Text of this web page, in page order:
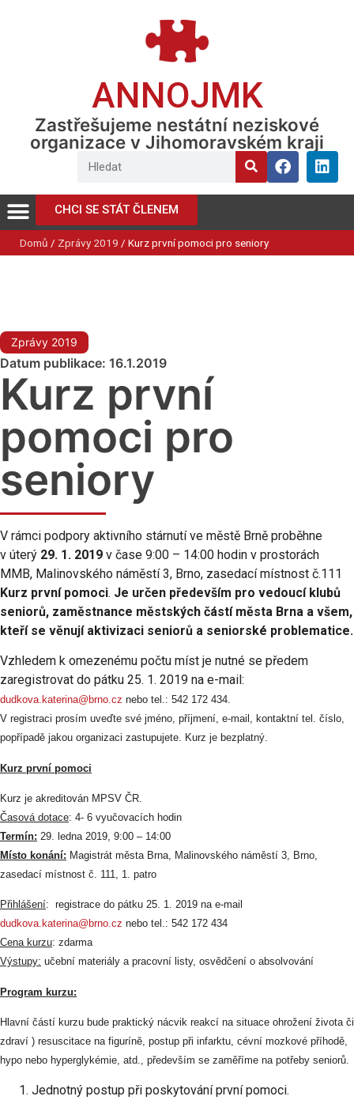
ANNOJMK
Zastřešujeme nestátní neziskové
organizace v Jihomoravském kraji
CHCI SE STÁT ČLENEM
Domů / Zprávy 2019 / Kurz první pomoci pro seniory
Zprávy 2019
Datum publikace: 16.1.2019
Kurz první
pomoci pro
seniory
V rámci podpory aktivního stárnutí ve městě Brně proběhne
v úterý 29. 1. 2019 v čase 9:00 – 14:00 hodin v prostorách
MMB, Malinovského náměstí 3, Brno, zasedací místnost č.111
Kurz první pomoci. Je určen především pro vedoucí klubů
seniorů, zaměstnance městských částí města Brna a všem,
kteří se věnují aktivizaci seniorů a seniorské problematice.
Vzhledem k omezenému počtu míst je nutné se předem
zaregistrovat do pátku 25. 1. 2019 na e-mail:
dudkova.katerina@brno.cz nebo tel.: 542 172 434.
V registraci prosím uveďte své jméno, příjmení, e-mail, kontaktní tel. číslo,
popřípadě jakou organizaci zastupujete. Kurz je bezplatný.
Kurz první pomoci
Kurz je akreditován MPSV ČR.
Časová dotace: 4- 6 vyučovacích hodin
Termín: 29. ledna 2019, 9:00 – 14:00
Místo konání: Magistrát města Brna, Malinovského náměstí 3, Brno,
zasedací místnost č. 111, 1. patro
Přihlášení: registrace do pátku 25. 1. 2019 na e-mail
dudkova.katerina@brno.cz nebo tel.: 542 172 434
Cena kurzu: zdarma
Výstupy: učební materiály a pracovní listy, osvědčení o absolvování
Program kurzu:
Hlavní částí kurzu bude praktický nácvik reakcí na situace ohrožení života či
zdraví ) resuscitace na figuríně, postup při infarktu, cévní mozkové příhodě,
hypo nebo hyperglykémie, atd., především se zaměříme na potřeby seniorů.
Jednotný postup při poskytování první pomoci.